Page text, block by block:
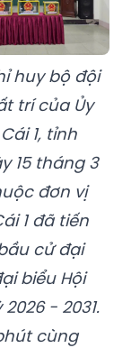
huy bộ đội
trí của Ủy
1, tỉnh
15 tháng 3
đơn vị
1 đã tiến
cử đại
biểu Hội
- 2031.
cùng